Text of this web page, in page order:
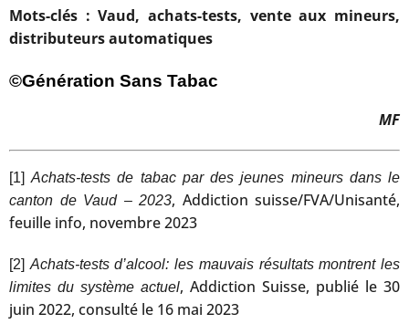
Mots-clés : Vaud, achats-tests, vente aux mineurs,
distributeurs automatiques
©Génération Sans Tabac
MF
[1] Achats-tests de tabac par des jeunes mineurs dans le
canton de Vaud – 2023, Addiction suisse/FVA/Unisanté,
feuille info, novembre 2023
[2] Achats-tests d’alcool: les mauvais résultats montrent les
limites du système actuel, Addiction Suisse, publié le 30
juin 2022, consulté le 16 mai 2023